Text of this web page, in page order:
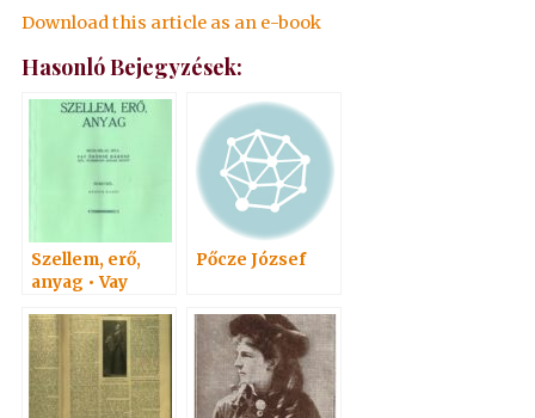
Download this article as an e-book
Hasonló Bejegyzések:
Szellem, erő,
anyag • Vay
Pőcze József